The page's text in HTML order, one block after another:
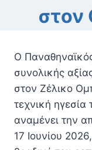
στον
Ο
συνολικής
στον Ζέλικο
τεχνική
αναμένει την
17 Ιουνίου 2026,